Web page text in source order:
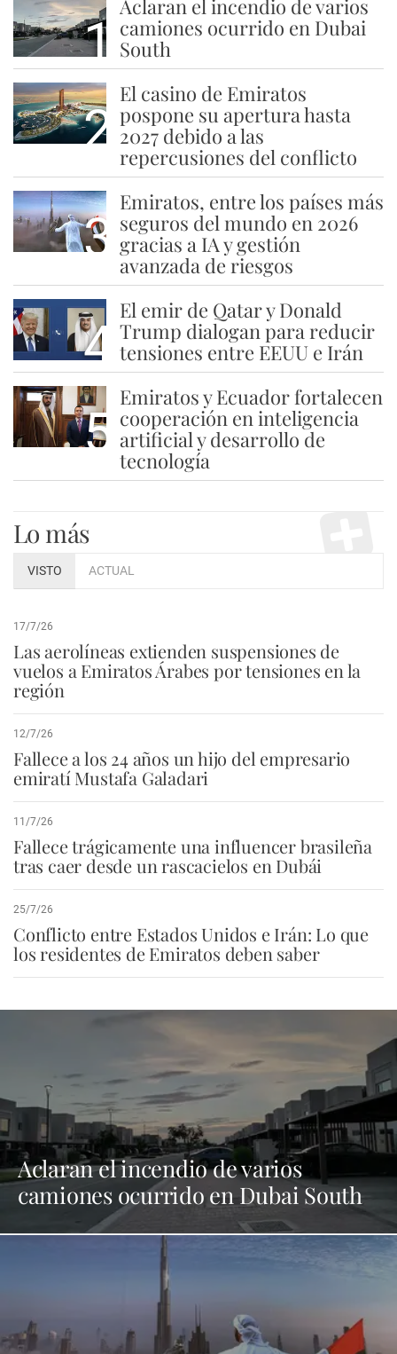
1
Aclaran el incendio de varios
camiones ocurrido en Dubai
South
2
El casino de Emiratos
pospone su apertura hasta
2027 debido a las
repercusiones del conflicto
3
Emiratos, entre los países más
seguros del mundo en 2026
gracias a IA y gestión
avanzada de riesgos
4
El emir de Qatar y Donald
Trump dialogan para reducir
tensiones entre EEUU e Irán
5
Emiratos y Ecuador fortalecen
cooperación en inteligencia
artificial y desarrollo de
tecnología
Lo más
VISTO ACTUAL
17/7/26
Las aerolíneas extienden suspensiones de
vuelos a Emiratos Árabes por tensiones en la
región
12/7/26
Fallece a los 24 años un hijo del empresario
emiratí Mustafa Galadari
11/7/26
Fallece trágicamente una influencer brasileña
tras caer desde un rascacielos en Dubái
25/7/26
Conflicto entre Estados Unidos e Irán: Lo que
los residentes de Emiratos deben saber
Aclaran el incendio de varios
camiones ocurrido en Dubai South